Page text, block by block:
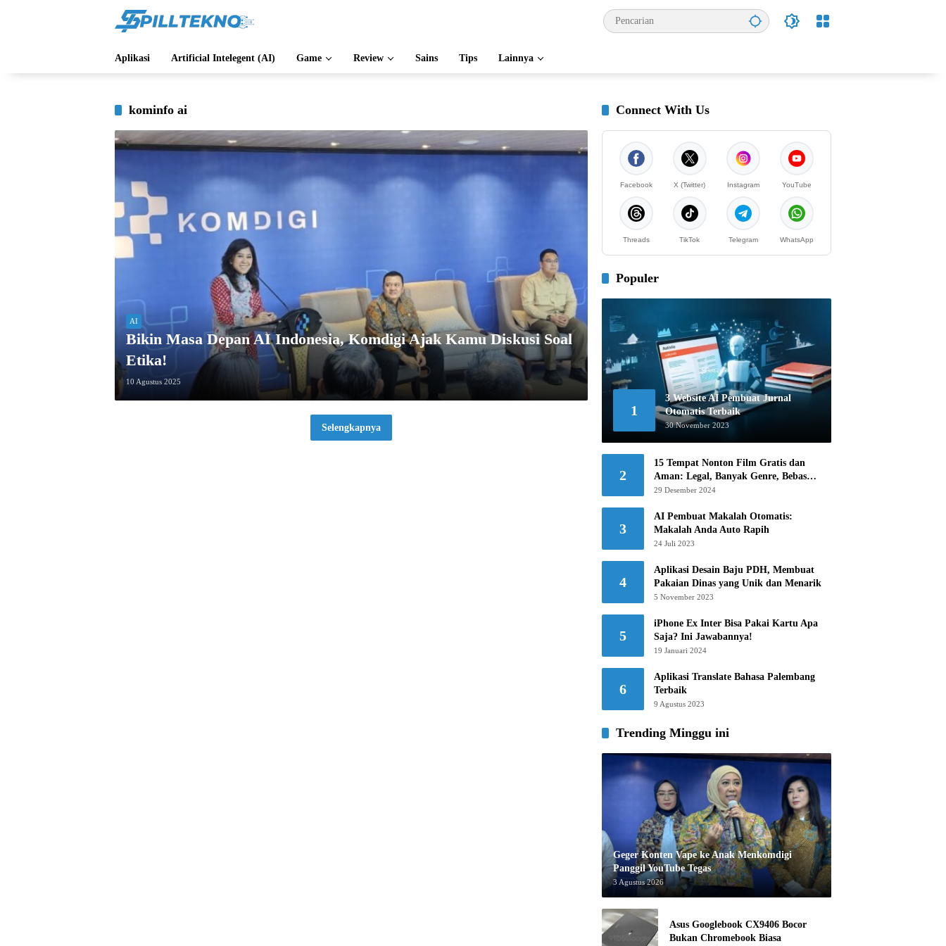
Aplikasi Artificial Intelegent (AI) Game Review Sains Tips Lainnya
kominfo ai
AI
Bikin Masa Depan AI Indonesia, Komdigi Ajak Kamu Diskusi Soal
Etika!
10 Agustus 2025
Selengkapnya
Connect With Us
Facebook X (Twitter) Instagram YouTube
Threads TikTok Telegram WhatsApp
Populer
1
3 Website AI Pembuat Jurnal
Otomatis Terbaik
30 November 2023
2
15 Tempat Nonton Film Gratis dan
Aman: Legal, Banyak Genre, Bebas
Khawatir!
29 Desember 2024
3
AI Pembuat Makalah Otomatis:
Makalah Anda Auto Rapih
24 Juli 2023
4
Aplikasi Desain Baju PDH, Membuat
Pakaian Dinas yang Unik dan Menarik
5 November 2023
5
iPhone Ex Inter Bisa Pakai Kartu Apa
Saja? Ini Jawabannya!
19 Januari 2024
6
Aplikasi Translate Bahasa Palembang
Terbaik
9 Agustus 2023
Trending Minggu ini
Geger Konten Vape ke Anak Menkomdigi
Panggil YouTube Tegas
3 Agustus 2026
Asus Googlebook CX9406 Bocor
Bukan Chromebook Biasa